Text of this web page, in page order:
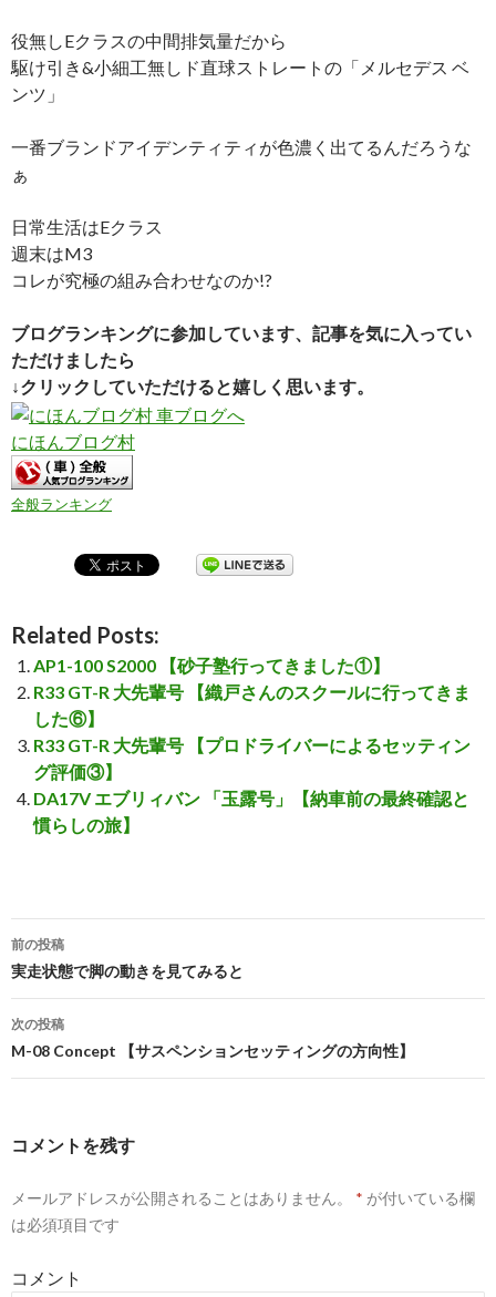
役無しEクラスの中間排気量だから
駆け引き&小細工無しド直球ストレートの「メルセデス ベ
ンツ」
一番ブランドアイデンティティが色濃く出てるんだろうな
ぁ
日常生活はEクラス
週末はM3
コレが究極の組み合わせなのか!?
ブログランキングに参加しています、記事を気に入ってい
ただけましたら
↓クリックしていただけると嬉しく思います。
にほんブログ村
全般ランキング
Related Posts:
AP1-100 S2000 【砂子塾行ってきました①】
R33 GT-R 大先輩号 【織戸さんのスクールに行ってきま
した⑥】
R33 GT-R 大先輩号 【プロドライバーによるセッティン
グ評価③】
DA17V エブリィバン 「玉露号」【納車前の最終確認と
慣らしの旅】
投
稿
ナ
ゲ
シ
ン
前の投稿
実走状態で脚の動きを見てみると
次の投稿
M-08 Concept 【サスペンションセッティングの方向性】
コメントを残す
メールアドレスが公開されることはありません。 * が付いている欄
は必須項目です
コメント